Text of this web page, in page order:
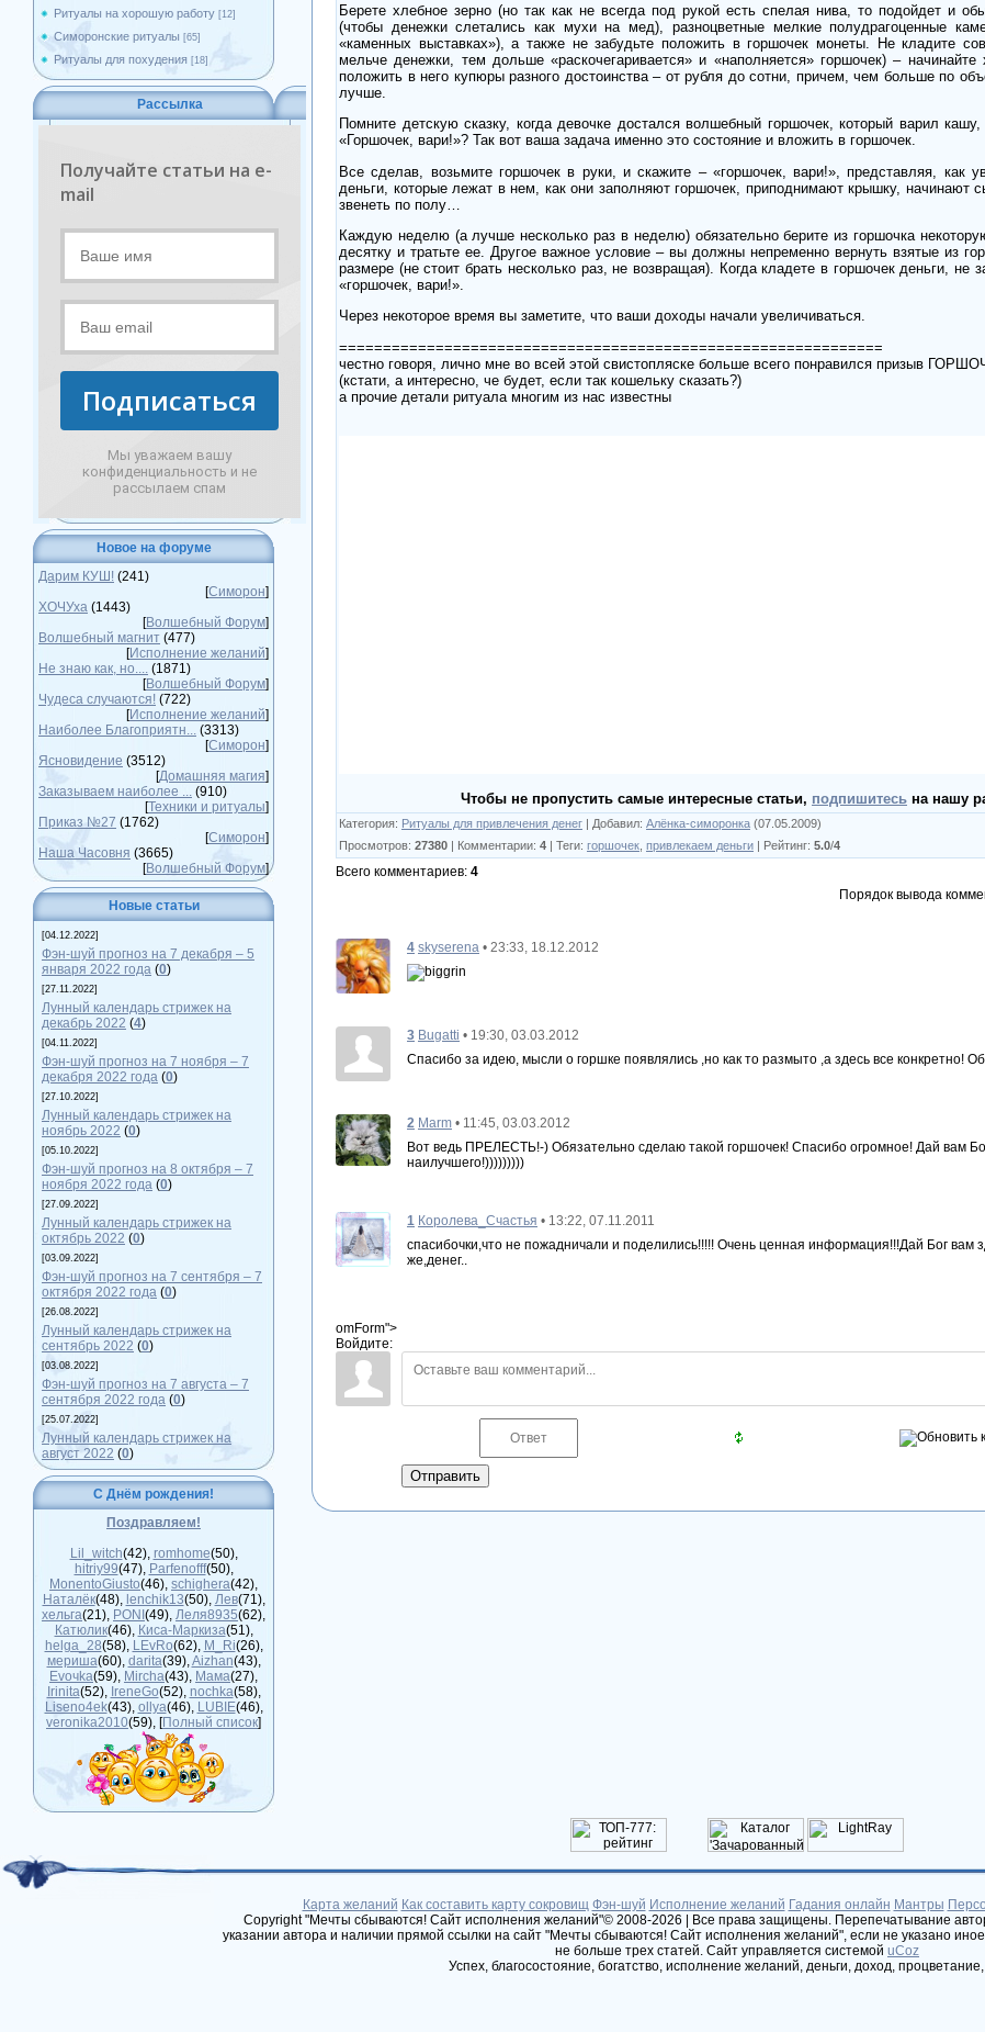
Ритуалы на хорошую работу [12]
Симоронские ритуалы [65]
Ритуалы для похудения [18]
Рассылка
Получайте статьи на e-
mail
Подписаться
Мы уважаем вашу
конфиденциальность и не
рассылаем спам
Новое на форуме
Дарим КУШ! (241)
[Симорон]
ХОЧУха (1443)
[Волшебный Форум]
Волшебный магнит (477)
[Исполнение желаний]
Не знаю как, но.... (1871)
[Волшебный Форум]
Чудеса случаются! (722)
[Исполнение желаний]
Наиболее Благоприятн... (3313)
[Симорон]
Ясновидение (3512)
[Домашняя магия]
Заказываем наиболее ... (910)
[Техники и ритуалы]
Приказ №27 (1762)
[Симорон]
Наша Часовня (3665)
[Волшебный Форум]
Новые статьи
[04.12.2022]
Фэн-шуй прогноз на 7 декабря – 5
января 2022 года (0)
[27.11.2022]
Лунный календарь стрижек на
декабрь 2022 (4)
[04.11.2022]
Фэн-шуй прогноз на 7 ноября – 7
декабря 2022 года (0)
[27.10.2022]
Лунный календарь стрижек на
ноябрь 2022 (0)
[05.10.2022]
Фэн-шуй прогноз на 8 октября – 7
ноября 2022 года (0)
[27.09.2022]
Лунный календарь стрижек на
октябрь 2022 (0)
[03.09.2022]
Фэн-шуй прогноз на 7 сентября – 7
октября 2022 года (0)
[26.08.2022]
Лунный календарь стрижек на
сентябрь 2022 (0)
[03.08.2022]
Фэн-шуй прогноз на 7 августа – 7
сентября 2022 года (0)
[25.07.2022]
Лунный календарь стрижек на
август 2022 (0)
С Днём рождения!
Поздравляем!
Lil_witch(42), romhome(50),
hitriy99(47), Parfenofff(50),
MonentoGiusto(46), schighera(42),
Наталёк(48), lenchik13(50), Лев(71),
хельга(21), PONI (49), Леля8935(62),
Катюлик(46), Киса-Маркиза(51),
helga_28(58), LEvRo(62), M_Ri(26),
мериша(60), darita(39),Aizhan(43),
Evoчka(59), Mircha(43), Мама(27),
Irinita(52), IreneGo(52), nochka(58),
Liseno4ek(43), ollya(46), LUBIE(46),
veronika2010(59), [Полный список]
Берете хлебное зерно (но так как не всегда под рукой есть спелая нива, то подойдет и
(чтобы денежки слетались как мухи на мед), разноцветные мелкие полудрагоценные
«каменных выставках»), а также не забудьте положить в горшочек монеты. Не кладите
мельче денежки, тем дольше «раскочегаривается» и «наполняется» горшочек) –
положить в него купюры разного достоинства – от рубля до сотни, причем, чем больше по
лучше.
Помните детскую сказку, когда девочке достался волшебный горшочек, который варил
«Горшочек, вари!»? Так вот ваша задача именно это состояние и вложить в горшочек.
Все сделав, возьмите горшочек в руки, и скажите – «горшочек, вари!», представляя, как
деньги, которые лежат в нем, как они заполняют горшочек, приподнимают крышку, начинают
звенеть по полу…
Каждую неделю (а лучше несколько раз в неделю) обязательно берите из горшочка
десятку и тратьте ее. Другое важное условие – вы должны непременно вернуть взятые из
размере (не стоит брать несколько раз, не возвращая). Когда кладете в горшочек деньги, не
«горшочек, вари!».
Через некоторое время вы заметите, что ваши доходы начали увеличиваться.
==============================================================
честно говоря, лично мне во всей этой свистопляске больше всего понравился призыв
(кстати, а интересно, че будет, если так кошельку сказать?)
а прочие детали ритуала многим из нас известны
Чтобы не пропустить самые интересные статьи, подпишитесь на нашу
Категория: Ритуалы для привлечения денег | Добавил: Алёнка-симоронка (07.05.2009)
Просмотров: 27380 | Комментарии: 4 | Теги: горшочек привлекаем деньги | Рейтинг: 5.0/4
Всего комментариев: 4
Порядок вывода
4 skyserena • 23:33, 18.12.2012
3 Bugatti • 19:30, 03.03.2012
Спасибо за идею, мысли о горшке появлялись ,но как то размыто ,а здесь все конкретно!
2 Marm • 11:45, 03.03.2012
Вот ведь ПРЕЛЕСТЬ!-) Обязательно сделаю такой горшочек! Спасибо огромное! Дай вам
наилучшего!)))))))))
1 Королева_Счастья • 13:22, 07.11.2011
спасибочки,что не пожадничали и поделились!!!!! Очень ценная информация!!!Дай Бог вам
же,денег..
omForm">
Войдите:
Отправить
Карта желаний Как составить карту сокровищ Фэн-шуй Исполнение желаний Гадания онлайн Мантры
Copyright "Мечты сбываются! Сайт исполнения желаний"© 2008-2026 | Все права защищены. Перепечатывание
указании автора и наличии прямой ссылки на сайт "Мечты сбываются! Сайт исполнения желаний", если не указано
не больше трех статей. Сайт управляется системой uCoz
Успех, благосостояние, богатство, исполнение желаний, деньги, доход,